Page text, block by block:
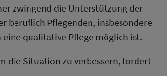
zwingend die Unterstützung der
beruflich Pflegenden, insbesondere
qualitative Pflege möglich ist.
die Situation zu verbessern, fordert